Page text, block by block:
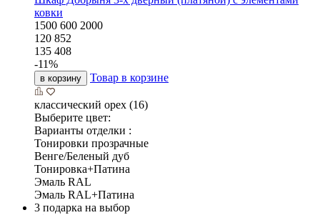
ковки
1500 600 2000
120 852
135 408
-11%
в корзину Товар в корзине
классический орех (16)
Выберите цвет:
Варианты отделки :
Тонировки прозрачные
Венге/Беленый дуб
Тонировка+Патина
Эмаль RAL
Эмаль RAL+Патина
3 подарка на выбор